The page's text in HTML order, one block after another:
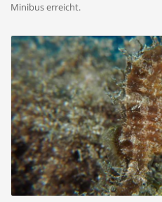
Minibus erreicht.